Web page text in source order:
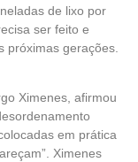
de lixo por
ser feito e
próximas gerações.
Ximenes, afirmou
em prática
Ximenes